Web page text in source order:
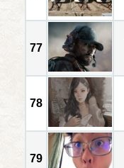
77
78
79